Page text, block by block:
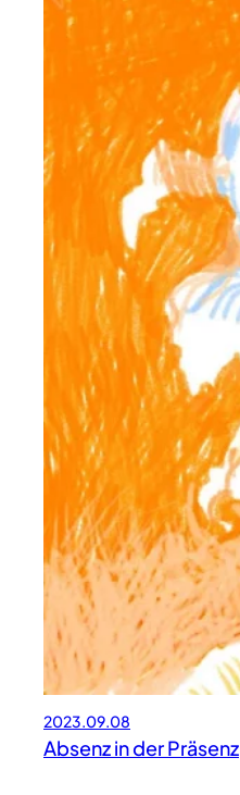
2023.09.08
Absenz in der Präsenz